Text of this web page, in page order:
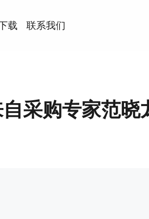
载 联系我们
采购专家范晓